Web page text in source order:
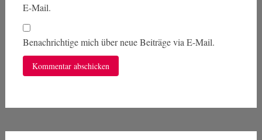
E-Mail.
Benachrichtige mich über neue Beiträge via E-Mail.